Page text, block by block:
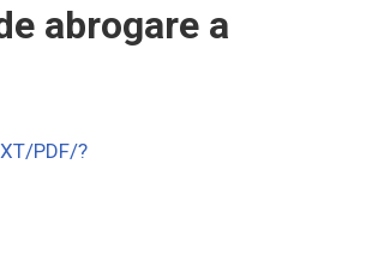
abrogare a
PDF/?